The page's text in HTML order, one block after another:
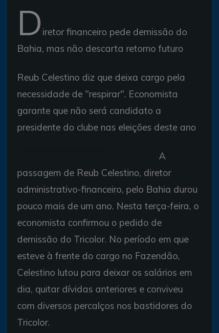
D iretor financeiro pede demissão do
Bahia, mas não descarta retorno futuro
Reub Celestino diz que deixa cargo pela
necessidade de "respirar". Economista
garante que não será candidato a
presidente do clube nas eleições deste ano
A
passagem de Reub Celestino, diretor
administrativo-financeiro, pelo Bahia durou
pouco mais de um ano. Nesta terça-feira, o
economista confirmou o pedido de
demissão do Tricolor. No período em que
esteve à frente do cargo no Fazendão,
Celestino lutou para deixar os salários em
dia, quitar dívidas anteriores e conviveu
com diversos percalços nos bastidores do
Tricolor.